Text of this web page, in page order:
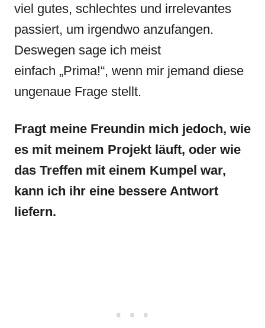
viel gutes, schlechtes und irrelevantes
passiert, um irgendwo anzufangen.
Deswegen sage ich meist
einfach „Prima!“, wenn mir jemand diese
ungenaue Frage stellt.
Fragt meine Freundin mich jedoch, wie
es mit meinem Projekt läuft, oder wie
das Treffen mit einem Kumpel war,
kann ich ihr eine bessere Antwort
liefern.